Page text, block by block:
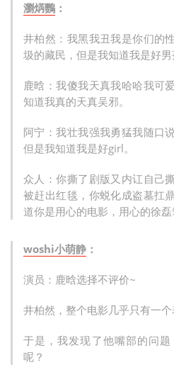
瀏焫鸚 ：
井柏然：我黑我丑我是你们的
圾的藏民，但是我知道我是好
鹿晗：我傻我天真我哈哈我可
知道我真的天真吴邪。
阿宁：我壮我强我勇猛我随口
但是我知道我是好girl。
众人：你撕了剧版又内讧自己
被赶出红毯，你蜕化成盗墓扛
道你是用心的电影，用心的徐磊
woshi小萌静 ：
演员：鹿晗选择不评价~
井柏然，整个电影几乎只有一个
于是，我发现了他嘴部的问
呢？